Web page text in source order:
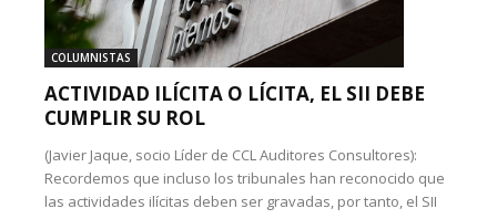
COLUMNISTAS
ACTIVIDAD ILÍCITA O LÍCITA, EL SII DEBE
CUMPLIR SU ROL
(Javier Jaque, socio Líder de CCL Auditores Consultores):
Recordemos que incluso los tribunales han reconocido que
las actividades ilícitas deben ser gravadas, por tanto, el SII